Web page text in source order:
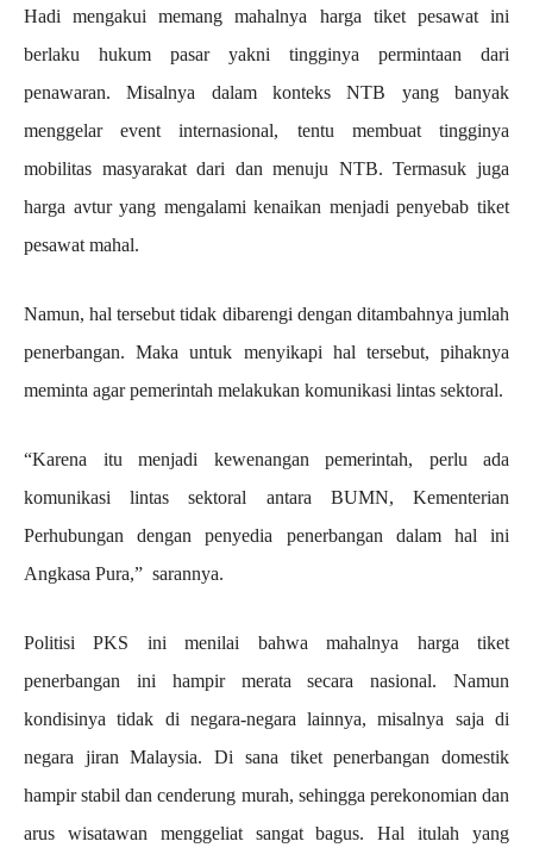
Hadi mengakui memang mahalnya harga tiket pesawat ini
berlaku hukum pasar yakni tingginya permintaan dari
penawaran. Misalnya dalam konteks NTB yang banyak
menggelar event internasional, tentu membuat tingginya
mobilitas masyarakat dari dan menuju NTB. Termasuk juga
harga avtur yang mengalami kenaikan menjadi penyebab tiket
pesawat mahal.
Namun, hal tersebut tidak dibarengi dengan ditambahnya jumlah
penerbangan. Maka untuk menyikapi hal tersebut, pihaknya
meminta agar pemerintah melakukan komunikasi lintas sektoral.
“Karena itu menjadi kewenangan pemerintah, perlu ada
komunikasi lintas sektoral antara BUMN, Kementerian
Perhubungan dengan penyedia penerbangan dalam hal ini
Angkasa Pura,” sarannya.
Politisi PKS ini menilai bahwa mahalnya harga tiket
penerbangan ini hampir merata secara nasional. Namun
kondisinya tidak di negara-negara lainnya, misalnya saja di
negara jiran Malaysia. Di sana tiket penerbangan domestik
hampir stabil dan cenderung murah, sehingga perekonomian dan
arus wisatawan menggeliat sangat bagus. Hal itulah yang